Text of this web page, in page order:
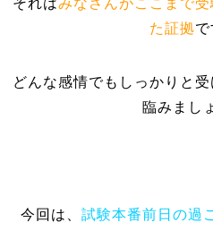
それはみなさんがここまで
た証拠で
どんな感情でもしっかりと
臨みまし
今回は、 試験本番前日の過